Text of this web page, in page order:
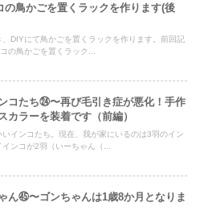
の鳥かごを置くラックを作ります(後
DIYにて鳥かごを置くラックを作ります。前回記
の鳥かごを置くラック...
コたち㉔〜再び毛引き症が悪化！手作
カラーを装着です（前編）
インコたち。現在、我が家にいるのは3羽のイン
ンコが2羽（いーちゃん（...
ん㊺〜ゴンちゃんは1歳8か月となりま